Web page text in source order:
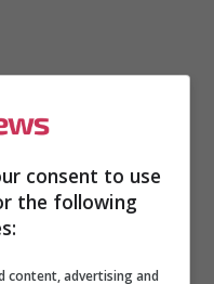
stato ritirato
consent to use
the following
content, advertising and